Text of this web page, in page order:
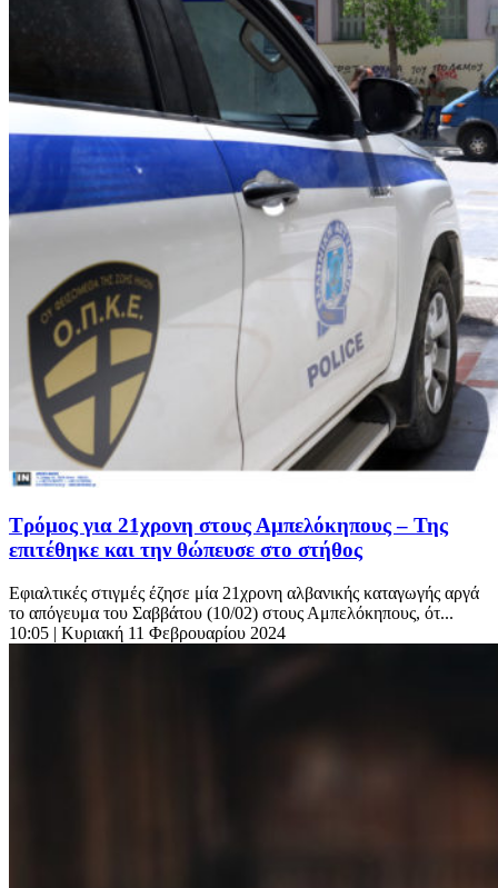
Τρόμος για 21χρονη στους Αμπελόκηπους – Της
επιτέθηκε και την θώπευσε στο στήθος
Εφιαλτικές στιγμές έζησε μία 21χρονη αλβανικής καταγωγής αργά
το απόγευμα του Σαββάτου (10/02) στους Αμπελόκηπους, ότ...
10:05 | Κυριακή 11 Φεβρουαρίου 2024